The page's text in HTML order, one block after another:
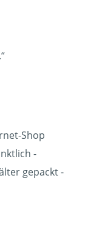
Shop
-
gepackt -